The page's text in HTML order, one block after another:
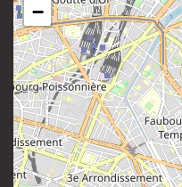
−